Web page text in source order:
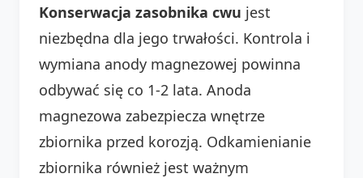
Konserwacja zasobnika cwu jest
niezbędna dla jego trwałości. Kontrola i
wymiana anody magnezowej powinna
odbywać się co 1-2 lata. Anoda
magnezowa zabezpiecza wnętrze
zbiornika przed korozją. Odkamienianie
zbiornika również jest ważnym